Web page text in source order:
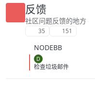
悲剧轮回…… 【作者简
作品：《灾厄收容所》
所》等 【下载地址】 百
https://
夸克：https://
反馈
社区问题反馈的地方
35 151
NODEBB
D
检查垃圾邮件